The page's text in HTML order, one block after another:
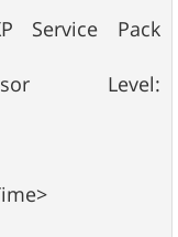
Service Pack
Level: